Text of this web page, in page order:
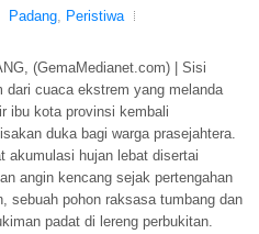
Padang, Peristiwa
(GemaMedianet.com) | Sisi
dari cuaca ekstrem yang melanda
ibu kota provinsi kembali
duka bagi warga prasejahtera.
akumulasi hujan lebat disertai
angin kencang sejak pertengahan
sebuah pohon raksasa tumbang dan
padat di lereng perbukitan.